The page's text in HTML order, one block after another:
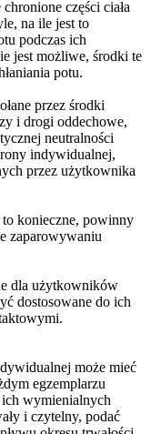
części ciała
na ile jest to
podczas ich
jest możliwe, środki te
potu.
przez środki
i drogi oddechowe,
neutralności
indywidualnej,
przez użytkownika
konieczne, powinny
zaparowywaniu
dla użytkowników
dostosowane do ich
może mieć
egzemplarzu
wymienialnych
i czytelny, podać